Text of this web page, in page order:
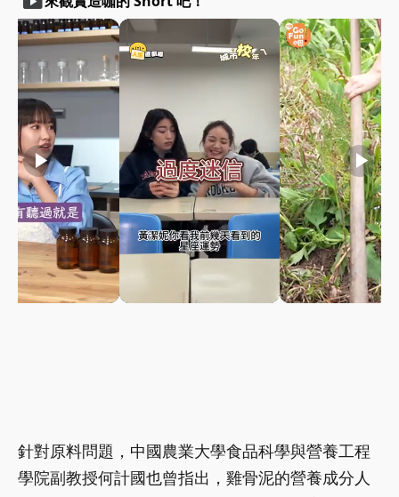
play_arrow play_arrow play_arrow
針對原料問題，中國農業大學食品科學與營養工程
學院副教授何計國也曾指出，雞骨泥的營養成分人